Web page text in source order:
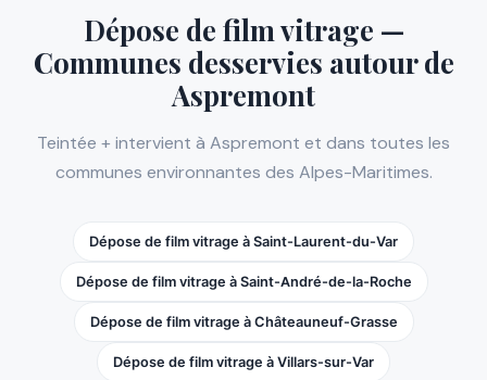
Dépose de film vitrage —
Communes desservies autour de
Aspremont
Teintée + intervient à Aspremont et dans toutes les
communes environnantes des Alpes-Maritimes.
Dépose de film vitrage à Saint-Laurent-du-Var
Dépose de film vitrage à Saint-André-de-la-Roche
Dépose de film vitrage à Châteauneuf-Grasse
Dépose de film vitrage à Villars-sur-Var